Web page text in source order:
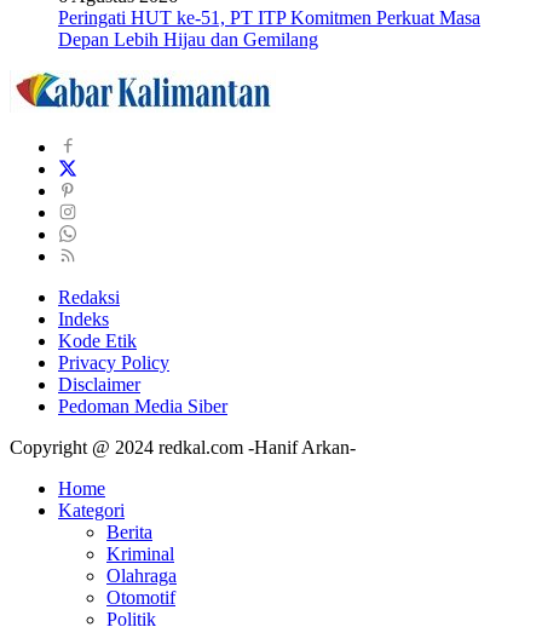
Peringati HUT ke-51, PT ITP Komitmen Perkuat Masa
Depan Lebih Hijau dan Gemilang
Redaksi
Indeks
Kode Etik
Privacy Policy
Disclaimer
Pedoman Media Siber
Copyright @ 2024 redkal.com -Hanif Arkan-
Home
Kategori
Berita
Kriminal
Olahraga
Otomotif
Politik